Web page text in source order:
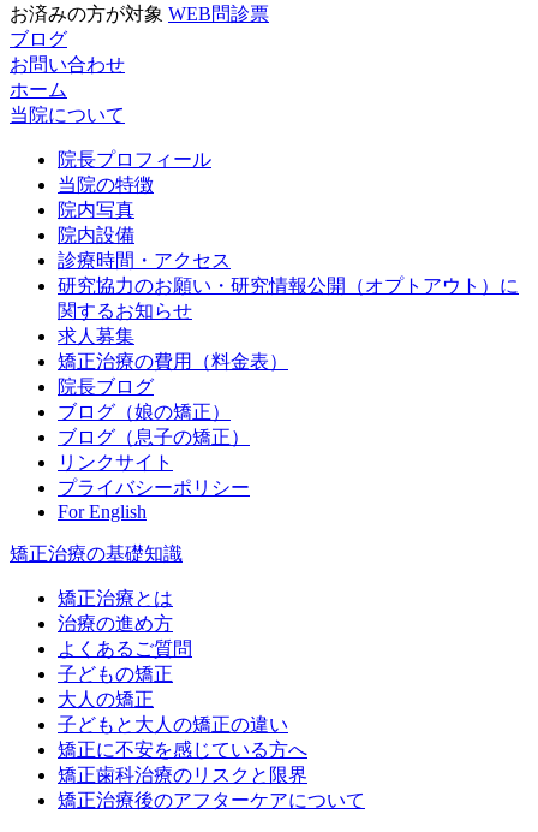
お済みの方が対象 WEB問診票
ブログ
お問い合わせ
ホーム
当院について
院長プロフィール
当院の特徴
院内写真
院内設備
診療時間・アクセス
研究協力のお願い・研究情報公開（オプトアウト）に
関するお知らせ
求人募集
矯正治療の費用（料金表）
院長ブログ
ブログ（娘の矯正）
ブログ（息子の矯正）
リンクサイト
プライバシーポリシー
For English
矯正治療の基礎知識
矯正治療とは
治療の進め方
よくあるご質問
子どもの矯正
大人の矯正
子どもと大人の矯正の違い
矯正に不安を感じている方へ
矯正歯科治療のリスクと限界
矯正治療後のアフターケアについて